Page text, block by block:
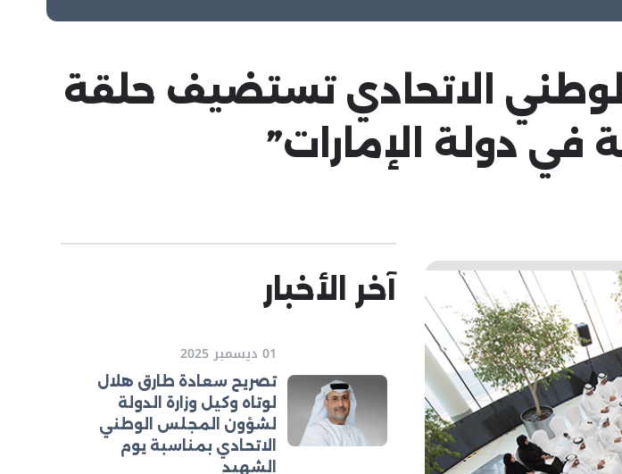
الاتحادي تستضيف حلقة
في دولة الإمارات”
آخر الأخبار
01 ديسمبر 2025
تصريح سعادة طارق هلال
لوتاه وكيل وزارة الدولة
لشؤون المجلس الوطني
الاتحادي بمناسبة يوم
الشهيد